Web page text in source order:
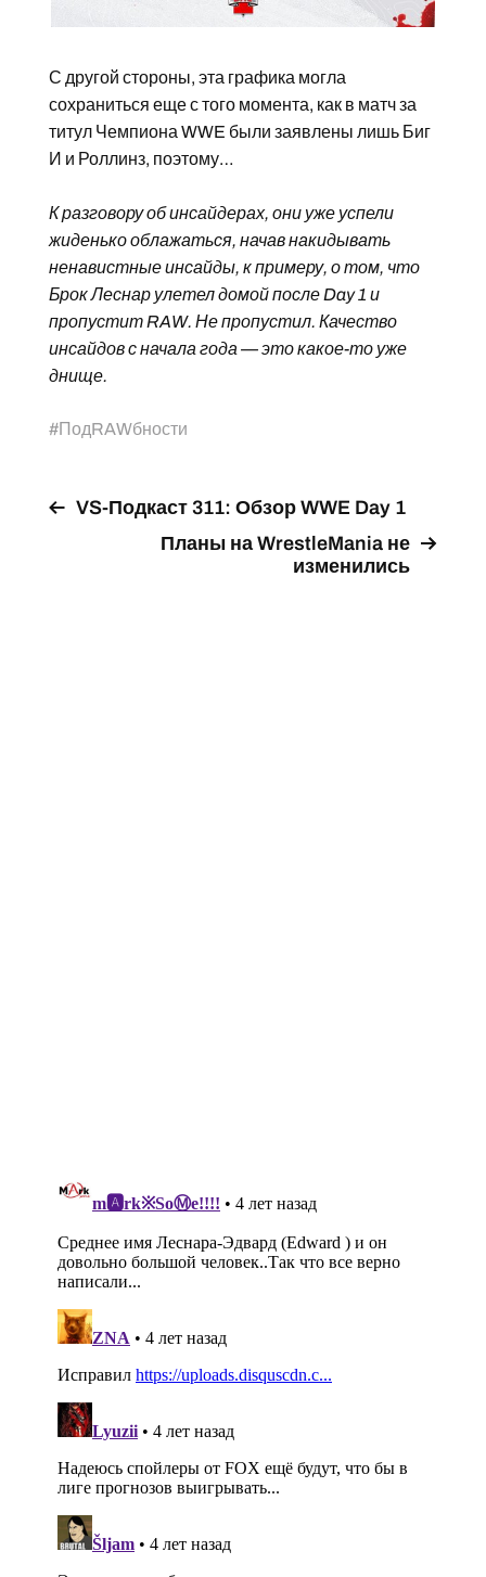
С другой стороны, эта графика могла
сохраниться еще с того момента, как в матч за
титул Чемпиона WWE были заявлены лишь Биг
И и Роллинз, поэтому…
К разговору об инсайдерах, они уже успели
жиденько облажаться, начав накидывать
ненавистные инсайды, к примеру, о том, что
Брок Леснар улетел домой после Day 1 и
пропустит RAW. Не пропустил. Качество
инсайдов с начала года — это какое-то уже
днище.
#ПодRAWбности
VS-Подкаст 311: Обзор WWE Day 1
Планы на WrestleMania не
изменились